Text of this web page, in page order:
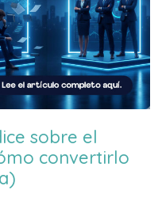
sobre el
convertirlo